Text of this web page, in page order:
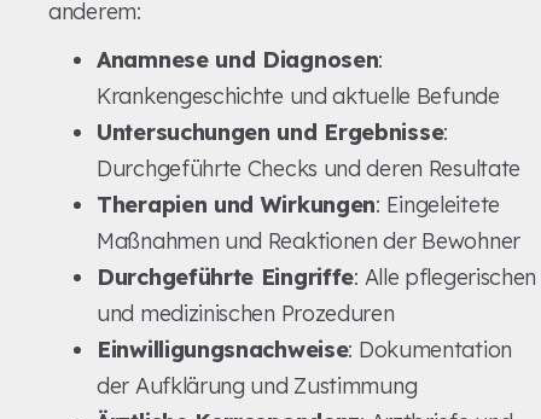
anderem:
Anamnese und Diagnosen:
Krankengeschichte und aktuelle Befunde
Untersuchungen und Ergebnisse:
Durchgeführte Checks und deren Resultate
Therapien und Wirkungen: Eingeleitete
Maßnahmen und Reaktionen der Bewohner
Durchgeführte Eingriffe: Alle pflegerischen
und medizinischen Prozeduren
Einwilligungsnachweise: Dokumentation
der Aufklärung und Zustimmung